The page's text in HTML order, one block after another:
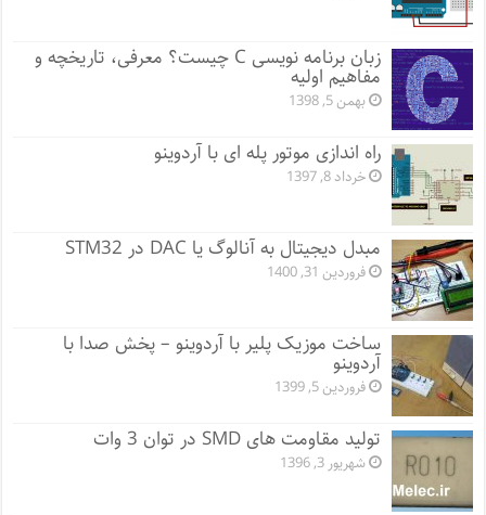
زبان برنامه نویسی C چیست؟ معرفی، تاریخچه و
مفاهیم اولیه
بهمن 5, 1398
راه اندازی موتور پله ای با آردوینو
خرداد 8, 1397
مبدل دیجیتال به آنالوگ یا DAC در STM32
فروردین 31, 1400
ساخت موزیک پلیر با آردوینو – پخش صدا با
آردوینو
فروردین 5, 1399
تولید مقاومت های SMD در توان 3 وات
شهریور 3, 1396